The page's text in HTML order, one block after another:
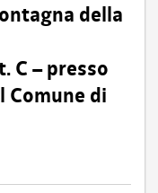
della
C – presso
Comune di